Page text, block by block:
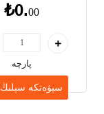
₺0.00
پارچە
سېۋەتكە سېلىڭ